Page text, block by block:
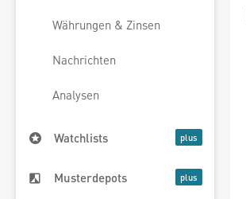
Währungen & Zinsen
Nachrichten
Analysen
Watchlists
Musterdepots